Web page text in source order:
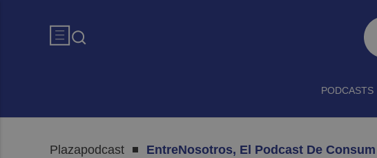
PODCASTS
Plazapodcast EntreNosotros, El Podcast De Consum